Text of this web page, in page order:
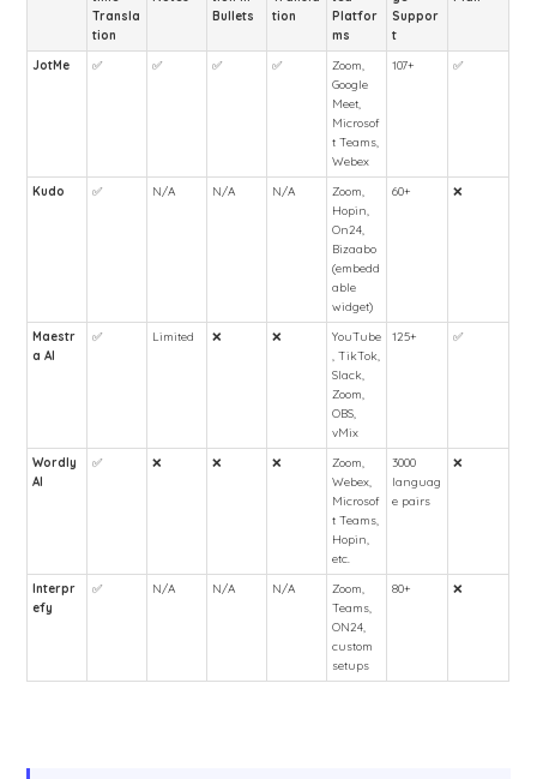
Transla
tion
Bullets
tion
Platfor
ms
Suppor
t
JotMe ✅ ✅ ✅ ✅
Zoom,
Google
Meet,
Microsof
t Teams,
Webex
107+ ✅
Kudo ✅ N/A N/A N/A
Zoom,
Hopin,
On24,
Bizaabo
(embedd
able
widget)
60+ ❌
Maestr
a AI
✅ Limited ❌ ❌
YouTube
, TikTok,
Slack,
Zoom,
OBS,
vMix
125+ ✅
Wordly
AI
✅ ❌ ❌ ❌
Zoom,
Webex,
Microsof
t Teams,
Hopin,
etc.
3000
languag
e pairs
❌
Interpr
efy
✅ N/A N/A N/A
Zoom,
Teams,
ON24,
custom
setups
80+ ❌